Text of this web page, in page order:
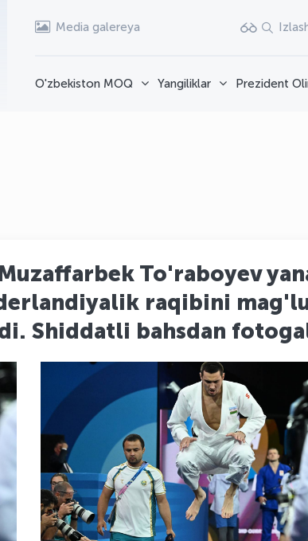
Media galereya
O'zbekiston MOQ Yangiliklar Prezident
To'raboyev
raqibini
Shiddatli bahsdan